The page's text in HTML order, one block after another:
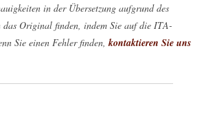
in der Übersetzung aufgrund des
das Original finden, indem Sie auf die ITA-
Sie einen Fehler finden, kontaktieren Sie uns